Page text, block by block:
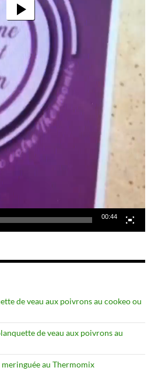
00:44
de veau aux poivrons au cookeo ou
de veau aux poivrons au
au Thermomix